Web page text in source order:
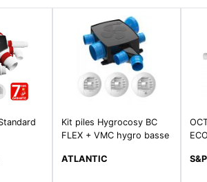
Kit piles Hygrocosy BC
FLEX + VMC hygro basse
(3bouches)
ATLANTIC